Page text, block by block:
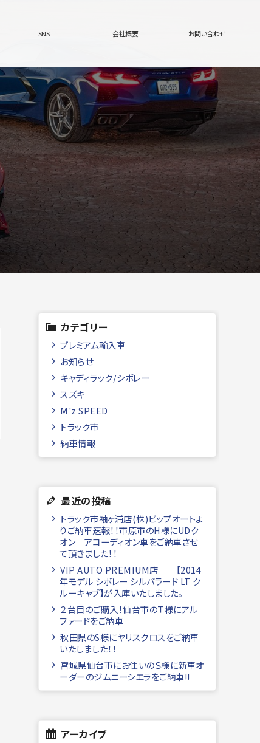
SNS 会社概要 お問い合わせ
カテゴリー
プレミアム輸入車
お知らせ
キャディラック/シボレー
スズキ
M'z SPEED
トラック市
納車情報
最近の投稿
トラック市袖ヶ浦店(株)ビップオートよ
りご納車速報！！市原市のH様にUDク
オン アコーディオン車をご納車させ
て頂きました！！
VIP AUTO PREMIUM店 【2014
年モデル シボレー シルバラード LT ク
ルーキャブ】が入庫いたしました。
２台目のご購入！仙台市のＴ様にアル
ファードをご納車
秋田県のS様にヤリスクロスをご納車
いたしました！！
宮城県仙台市にお住いのＳ様に新車オ
ーダーのジムニーシエラをご納車!!
アーカイブ